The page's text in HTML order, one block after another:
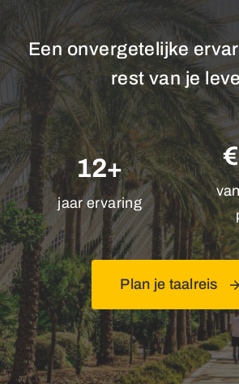
Een onvergetelijke
rest van je
12+
jaar ervaring
Plan je taalreis